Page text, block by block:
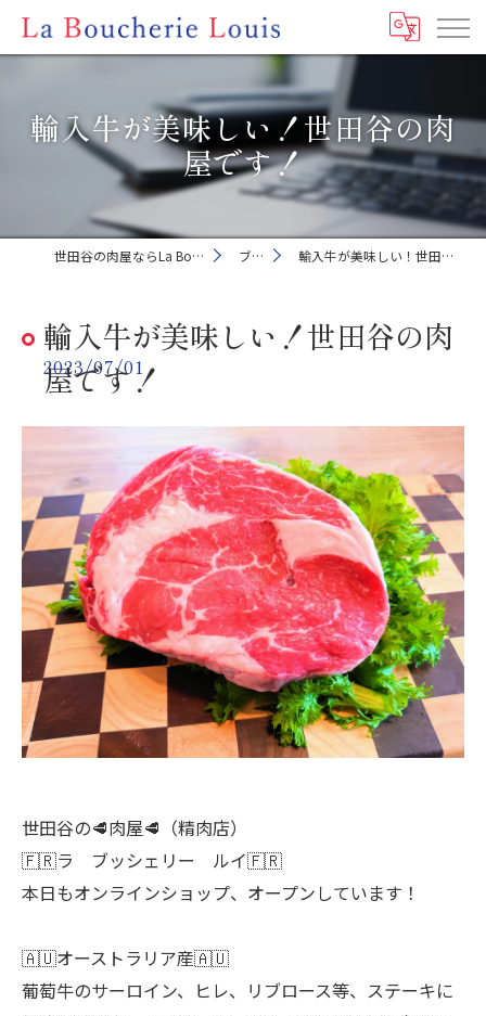
輸入牛が美味しい！世田谷の肉
屋です！
世田谷の肉屋ならLa Boucherie Louis ブログ 輸入牛が美味しい！世田谷の肉屋です！
輸入牛が美味しい！世田谷の肉
屋です！
2023/07/01
世田谷の🥩肉屋🥩（精肉店）
🇫🇷ラ ブッシェリー ルイ🇫🇷
本日もオンラインショップ、オープンしています！
🇦🇺オーストラリア産🇦🇺
葡萄牛のサーロイン、ヒレ、リブロース等、ステーキに